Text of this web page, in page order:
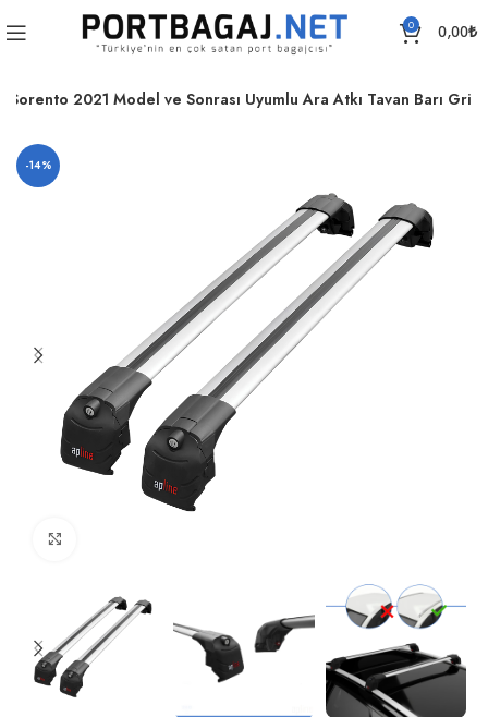
0 0,00₺
Sorento 2021 Model ve Sonrası Uyumlu Ara Atkı Tavan Barı Gri
-14%